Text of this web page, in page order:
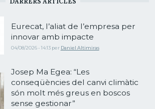
Eurecat, l’aliat de l’empresa per
innovar amb impacte
04/08/2026 - 14:13 per Daniel Altimiras
Josep Ma Egea: “Les
conseqüències del canvi climàtic
són molt més greus en boscos
sense gestionar”